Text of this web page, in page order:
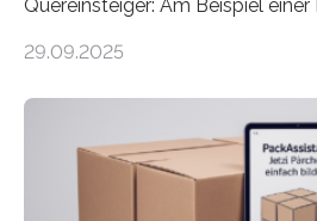
Quereinsteiger: Am Beispiel
Mensch-Maschine-Schnittstelle
Die zugrunde liegende Methodik
anderen Maschinen übertragen.
umzurüsten ist ein Job für echte
Maschine faltet in Druckereien
29.09.2025